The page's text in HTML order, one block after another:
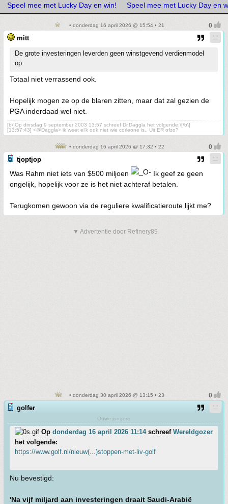
Speel mee met Lucky Day en win! Speel mee met Lucky Day en
• donderdag 16 april 2026 @ 15:54 • 21
mitt
De grote investeringen leverden geen winstgevend verdienmodel
op.
Totaal niet verrassend ook.
Hopelijk mogen ze op de blaren zitten, maar dat zal gezien de
PGA inderdaad wel niet.
[b\]Op dinsdag 9 september 2003 13:57 schreef Dr.Daggla het volgende:\[/b\]
[13:57:43] <@Daggla> ik weet ei'k ook niet wie corleone is.. Uit ER ofzo?
• donderdag 16 april 2026 @ 17:32 • 22
tjoptjop
Was Rahm niet iets van $500 miljoen
Ik geef ze geen
ongelijk, hopelijk voor ze is het niet achteraf betalen.
Terugkomen gewoon via de reguliere kwalificatieroute lijkt me?
▼ Advertentie door Refinery89
• donderdag 30 april 2026 @ 13:15 • 23
golfer
Ouwe jongere
Op donderdag 16 april 2026 11:14schreef Wereldgozer
het volgende:
https://www.golf.nl/nieuw(...)stoppen-met-liv-golf
Nu bevestigd:
'Na vijf miljard aan investeringen draait Saudi-Arabië